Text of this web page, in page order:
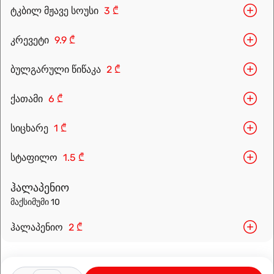
ტკბილ მჟავე სოუსი 3 ₾
კრევეტი 9.9 ₾
ბულგარული წიწაკა 2 ₾
ქათამი 6 ₾
სიცხარე 1 ₾
სტაფილო 1.5 ₾
ჰალაპენიო
მაქსიმუმი 10
ჰალაპენიო 2 ₾